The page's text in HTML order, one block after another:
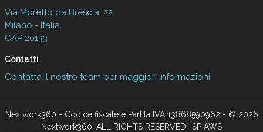
Via Moretto da Brescia, 22
Milano - Italia
CAP 20133
Contatti
Contatta il nostro team per maggiori informazioni
Nextwork360 - Codice fiscale e Partita IVA 13868590962 - © 2026
Nextwork360. ALL RIGHTS RESERVED. ISP AWS